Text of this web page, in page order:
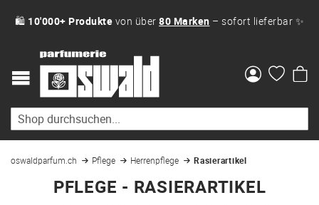
🛍 10'000+ Produkte von über 80 Marken – sofort lieferbar ✨
oswaldparfum.ch Pflege Herrenpflege Rasierartikel
PFLEGE - RASIERARTIKEL